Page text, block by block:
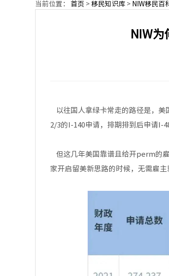
当前位置： 首页 > 移民知识库 > NIW移民百
NIW
以往国人拿绿卡常走的路径是，
2/3的I-140申请，排期排到后申请I-
但这几年美国靠谱且给开perm的
家开启留美新思路的时候，无需雇